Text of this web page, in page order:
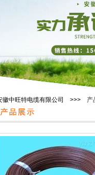
徽中旺特电缆有限公司 >>> 产